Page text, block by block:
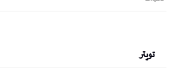
تويتر